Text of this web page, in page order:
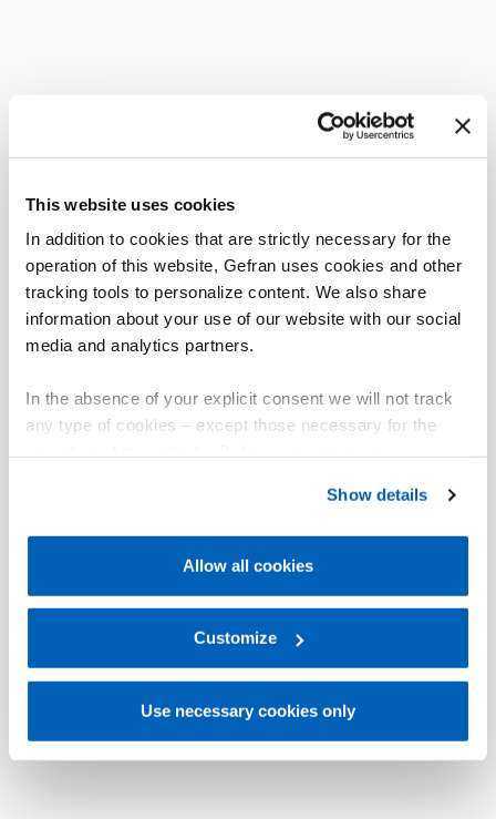
This website uses cookies
In addition to cookies that are strictly necessary for the
operation of this website, Gefran uses cookies and other
tracking tools to personalize content. We also share
information about your use of our website with our social
media and analytics partners.
In the absence of your explicit consent we will not track
any type of cookies – except those necessary for the
Gefran - Cookie
policy.
regarding processing of personal data, at the following
Gefran - Privacy Policy.
Show details
Allow all cookies
Customize
Use necessary cookies only